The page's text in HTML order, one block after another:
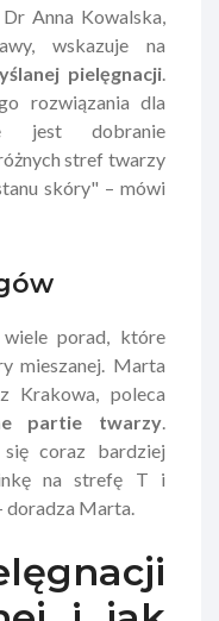
Anna Kowalska,
wskazuje na
pielęgnacji.
rozwiązania dla
jest dobranie
stref twarzy
skóry" – mówi
porad, które
mieszanej. Marta
Krakowa, poleca
partie twarzy.
się coraz bardziej
na strefę T i
doradza Marta.